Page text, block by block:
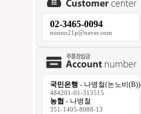
02-3465-0094
nonno21p@naver.com
국민은행 - 나병철(논노비(B))
484201-01-313515
농협 - 나병철
351-1405-8088-13